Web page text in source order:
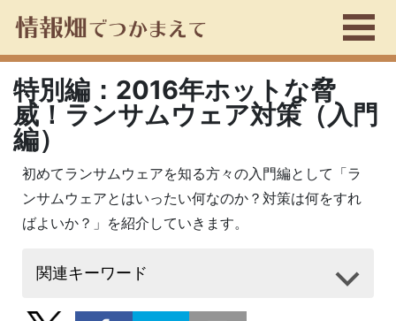
特別編：2016年ホットな脅
威！ランサムウェア対策（入門
編）
初めてランサムウェアを知る方々の入門編として「ラ
ンサムウェアとはいったい何なのか？対策は何をすれ
ばよいか？」を紹介していきます。
関連キーワード